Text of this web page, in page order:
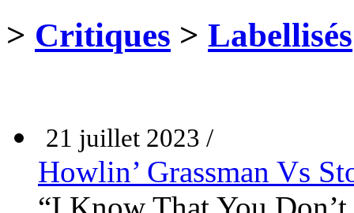
> Critiques > Labellisés
21 juillet 2023 /
Howlin’ Grassman Vs